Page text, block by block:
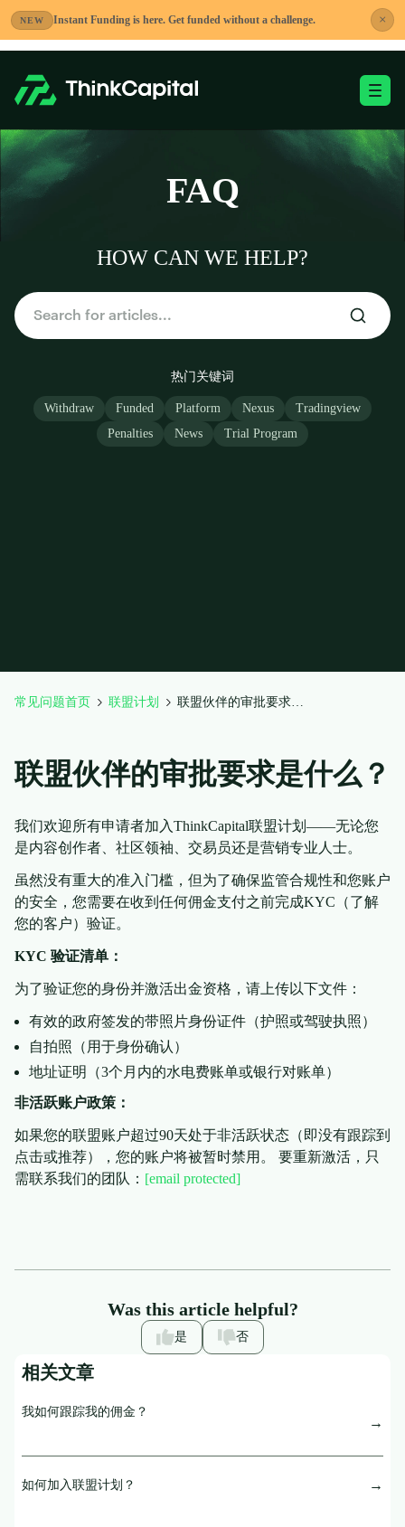
NEW Instant Funding is here. Get funded without a challenge. ×
到
内
切换移动端菜单
-
FAQ
HOW CAN WE HELP?
热门关键词
Withdraw Funded Platform Nexus
Tradingview
Penalties
News Trial Program
常见问题首页 联盟计划 联盟伙伴的审批要求是什么？
联盟伙伴的审批要求是什么？
我们欢迎所有申请者加入ThinkCapital联盟计划——无论您
是内容创作者、社区领袖、交易员还是营销专业人士。
虽然没有重大的准入门槛，但为了确保监管合规性和您账户
的安全，您需要在收到任何佣金支付之前完成KYC（了解
您的客户）验证。
KYC 验证清单：
为了验证您的身份并激活出金资格，请上传以下文件：
有效的政府签发的带照片身份证件（护照或驾驶执照）
自拍照（用于身份确认）
地址证明（3个月内的水电费账单或银行对账单）
非活跃账户政策：
如果您的联盟账户超过90天处于非活跃状态（即没有跟踪到
点击或推荐），您的账户将被暂时禁用。 要重新激活，只
需联系我们的团队： [email protected]
Was this article helpful?
是 否
相关文章
我如何跟踪我的佣金？
如何加入联盟计划？